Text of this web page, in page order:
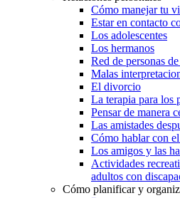
Cómo manejar tu
Estar en contacto
Los adolescentes
Los hermanos
Red de personas
Malas
El divorcio
La terapia para los
Pensar de manera
Las amistades
Cómo hablar con
Los amigos y las
Actividades
adultos con
Cómo planificar y